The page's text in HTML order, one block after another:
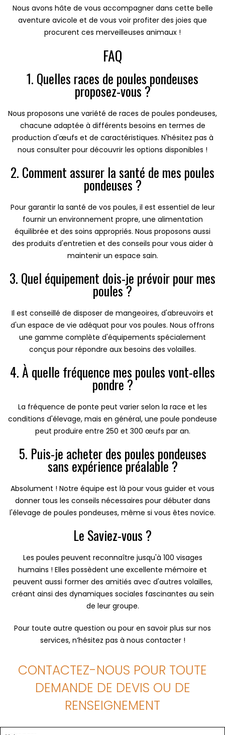
Nous avons hâte de vous accompagner dans cette belle
aventure avicole et de vous voir profiter des joies que
procurent ces merveilleuses animaux !
FAQ
1. Quelles races de poules pondeuses
proposez-vous ?
Nous proposons une variété de races de poules pondeuses,
chacune adaptée à différents besoins en termes de
production d'œufs et de caractéristiques. N'hésitez pas à
nous consulter pour découvrir les options disponibles !
2. Comment assurer la santé de mes poules
pondeuses ?
Pour garantir la santé de vos poules, il est essentiel de leur
fournir un environnement propre, une alimentation
équilibrée et des soins appropriés. Nous proposons aussi
des produits d'entretien et des conseils pour vous aider à
maintenir un espace sain.
3. Quel équipement dois-je prévoir pour mes
poules ?
Il est conseillé de disposer de mangeoires, d'abreuvoirs et
d'un espace de vie adéquat pour vos poules. Nous offrons
une gamme complète d'équipements spécialement
conçus pour répondre aux besoins des volailles.
4. À quelle fréquence mes poules vont-elles
pondre ?
La fréquence de ponte peut varier selon la race et les
conditions d'élevage, mais en général, une poule pondeuse
peut produire entre 250 et 300 œufs par an.
5. Puis-je acheter des poules pondeuses
sans expérience préalable ?
Absolument ! Notre équipe est là pour vous guider et vous
donner tous les conseils nécessaires pour débuter dans
l'élevage de poules pondeuses, même si vous êtes novice.
Le Saviez-vous ?
Les poules peuvent reconnaître jusqu'à 100 visages
humains ! Elles possèdent une excellente mémoire et
peuvent aussi former des amitiés avec d'autres volailles,
créant ainsi des dynamiques sociales fascinantes au sein
de leur groupe.
Pour toute autre question ou pour en savoir plus sur nos
services, n’hésitez pas à nous contacter !
CONTACTEZ-NOUS POUR TOUTE
DEMANDE DE DEVIS OU DE
RENSEIGNEMENT